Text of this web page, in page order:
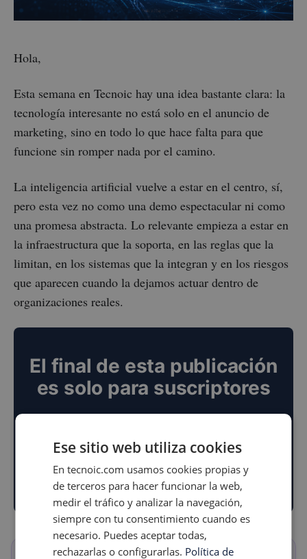
Hola,
Esta semana en Tecnoic hay una idea bastante clara: la
tecnología interesante no está solo en el anuncio de
marketing, sino en todo lo que hace falta para que
funcione sin romper nada por el camino.
La inteligencia artificial vuelve a estar en el centro, sí,
pero esta vez no como una demo espectacular ni como
una promesa abstracta. Lo relevante empieza a estar en
la infraestructura que la soporta, en las reglas que la
limitan, en los sistemas que la integran y en los riesgos
que aparecen cuando la dejamos actuar dentro de
organizaciones reales.
Ese sitio web utiliza cookies
En tecnoic.com usamos cookies propias y
de terceros para hacer funcionar la web,
medir el tráfico y analizar la navegación,
siempre con tu consentimiento cuando es
necesario. Puedes aceptar todas,
rechazarlas o configurarlas. Política de